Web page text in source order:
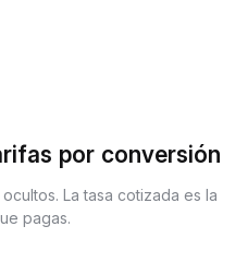
por conversión
La tasa cotizada es la
pagas.